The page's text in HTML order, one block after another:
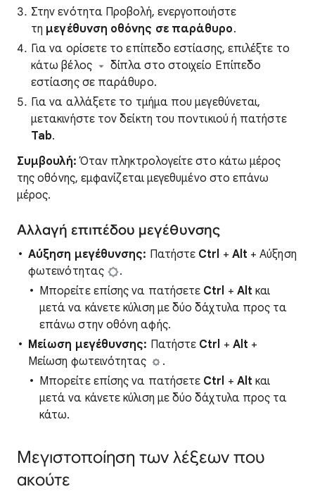
Στην ενότητα Προβολή, ενεργοποιήστε
τη μεγέθυνση οθόνης σε παράθυρο.
Για να ορίσετε το επίπεδο εστίασης, επιλέξτε το
κάτω βέλος
δίπλα στο στοιχείο Επίπεδο
εστίασης σε παράθυρο.
Για να αλλάξετε το τμήμα που μεγεθύνεται,
μετακινήστε τον δείκτη του ποντικιού ή πατήστε
Tab.
Συμβουλή: Όταν πληκτρολογείτε στο κάτω μέρος
της οθόνης, εμφανίζεται μεγεθυμένο στο επάνω
μέρος.
Αλλαγή επιπέδου μεγέθυνσης
Αύξηση μεγέθυνσης: Πατήστε Ctrl + Alt + Αύξηση
φωτεινότητας
.
Μπορείτε επίσης να πατήσετε Ctrl + Alt και
μετά να κάνετε κύλιση με δύο δάχτυλα προς τα
επάνω στην οθόνη αφής.
Μείωση μεγέθυνσης: Πατήστε Ctrl + Alt +
Μείωση φωτεινότητας
.
Μπορείτε επίσης να πατήσετε Ctrl + Alt και
μετά να κάνετε κύλιση με δύο δάχτυλα προς τα
κάτω.
Μεγιστοποίηση των λέξεων που
ακούτε